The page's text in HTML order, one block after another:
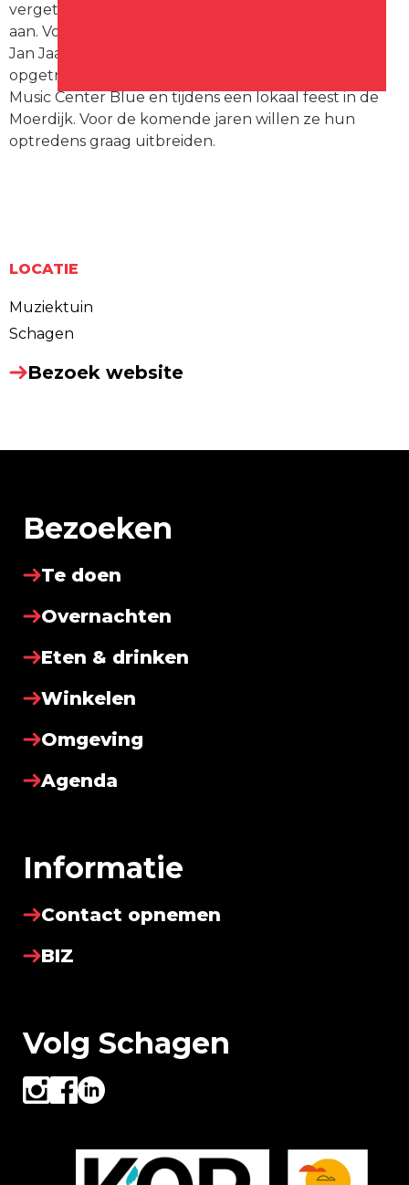
vergeten pareltjes en geven daar hun eigen draai
aan. Vorig jaar hebben ze vanuit de Poprockschool
Jan Jaap Willemsen in de Victorie in Alkmaar
opgetreden. Daarnaast hebben ze opgetreden in
Music Center Blue en tijdens een lokaal feest in de
Moerdijk. Voor de komende jaren willen ze hun
optredens graag uitbreiden.
LOCATIE
Muziektuin
Schagen
Bezoek website
Bezoeken
Te doen
Overnachten
Eten & drinken
Winkelen
Omgeving
Agenda
Informatie
Contact opnemen
BIZ
Volg Schagen